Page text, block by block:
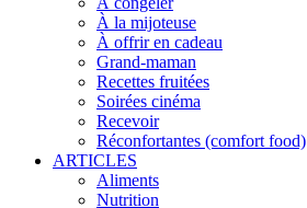
À la mijoteuse
À offrir en cadeau
Grand-maman
Recettes fruitées
Soirées cinéma
Recevoir
Réconfortantes (comfort food)
ARTICLES
Aliments
Nutrition